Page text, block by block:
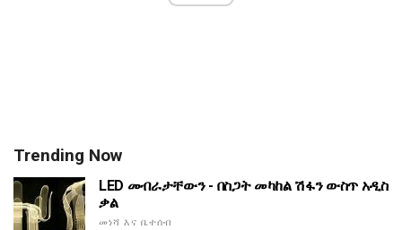
Trending Now
LED መብራታቸውን - በስጋት መካከል ሽፋን ውስጥ አዲስ
ቃል
መነሻ እና ቤተሰብ